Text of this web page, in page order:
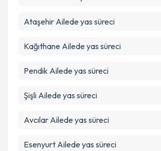
Ataşehir Ailede yas süreci
Kağıthane Ailede yas süreci
Pendik Ailede yas süreci
Şişli Ailede yas süreci
Avcılar Ailede yas süreci
Esenyurt Ailede yas süreci